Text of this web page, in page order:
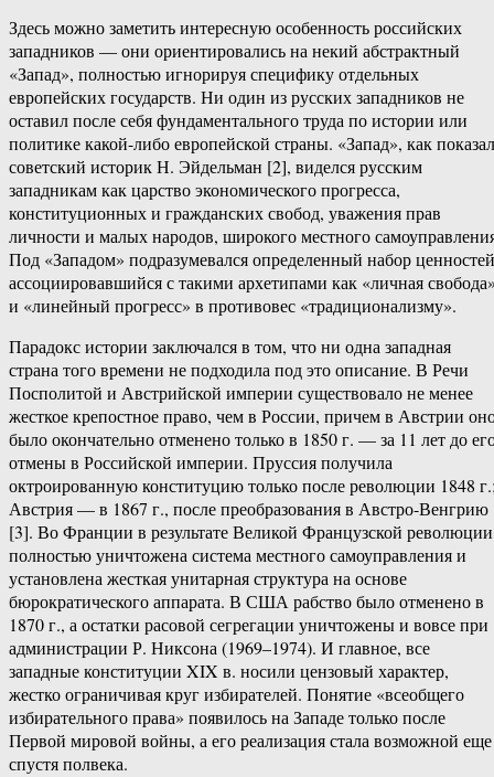
Здесь можно заметить интересную особенность российских
западников — они ориентировались на некий абстрактный
«Запад», полностью игнорируя специфику отдельных
европейских государств. Ни один из русских западников не
оставил после себя фундаментального труда по истории или
политике какой-либо европейской страны. «Запад», как показал
советский историк Н. Эйдельман [2], виделся русским
западникам как царство экономического прогресса,
конституционных и гражданских свобод, уважения прав
личности и малых народов, широкого местного
Под «Западом» подразумевался определенный набор
ассоциировавшийся с такими архетипами как «личная
и «линейный прогресс» в противовес «традиционализму».
Парадокс истории заключался в том, что ни одна западная
страна того времени не подходила под это описание. В Речи
Посполитой и Австрийской империи существовало не менее
жесткое крепостное право, чем в России, причем в Австрии
было окончательно отменено только в 1850 г. — за 11 лет до
отмены в Российской империи. Пруссия получила
октроированную конституцию только после революции 1848
Австрия — в 1867 г., после преобразования в Австро-Венгрию
[3]. Во Франции в результате Великой Французской революции
полностью уничтожена система местного самоуправления и
установлена жесткая унитарная структура на основе
бюрократического аппарата. В США рабство было отменено в
1870 г., а остатки расовой сегрегации уничтожены и вовсе при
администрации Р. Никсона (1969–1974). И главное, все
западные конституции XIX в. носили цензовый характер,
жестко ограничивая круг избирателей. Понятие «всеобщего
избирательного права» появилось на Западе только после
Первой мировой войны, а его реализация стала возможной еще
спустя полвека.